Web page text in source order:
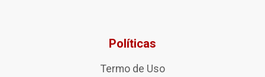
Políticas
Termo de Uso